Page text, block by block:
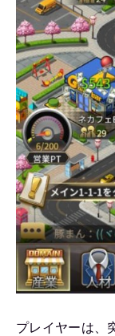
プレイヤーは、